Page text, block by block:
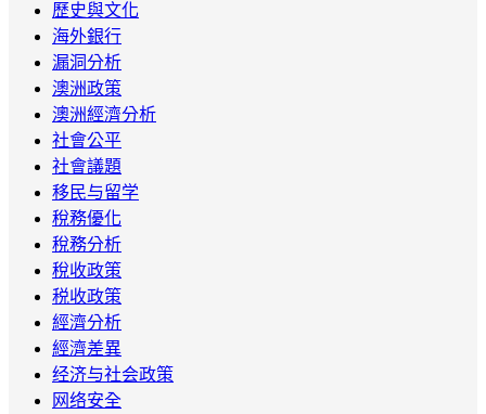
歷史與文化
海外銀行
漏洞分析
澳洲政策
澳洲經濟分析
社會公平
社會議題
移民与留学
稅務優化
稅務分析
稅收政策
税收政策
經濟分析
經濟差異
经济与社会政策
网络安全